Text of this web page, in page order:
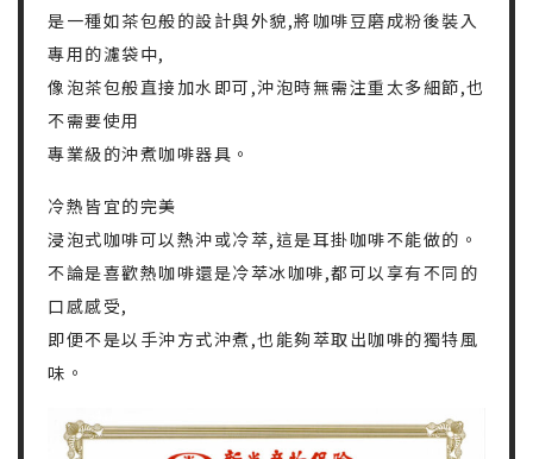
是一種如茶包般的設計與外貌,將咖啡豆磨成粉後裝入
專用的濾袋中,
像泡茶包般直接加水即可,沖泡時無需注重太多細節,也
不需要使用
專業級的沖煮咖啡器具。
冷熱皆宜的完美
浸泡式咖啡可以熱沖或冷萃,這是耳掛咖啡不能做的。
不論是喜歡熱咖啡還是冷萃冰咖啡,都可以享有不同的
口感感受,
即便不是以手沖方式沖煮,也能夠萃取出咖啡的獨特風
味。